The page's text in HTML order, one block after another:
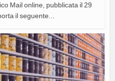
Mail online, pubblicata il 29
il seguente...